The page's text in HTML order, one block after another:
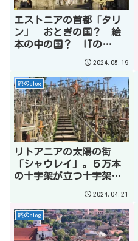
エストニアの首都「タリ
ン」 おとぎの国？ 絵
本の中の国？ ITの
国？ 歴史、行き方、見
2024.05.19
旅のblog
リトアニアの太陽の街
「シャウレイ」。５万本
の十字架が立つ十字架の
2024.04.21
旅のblog